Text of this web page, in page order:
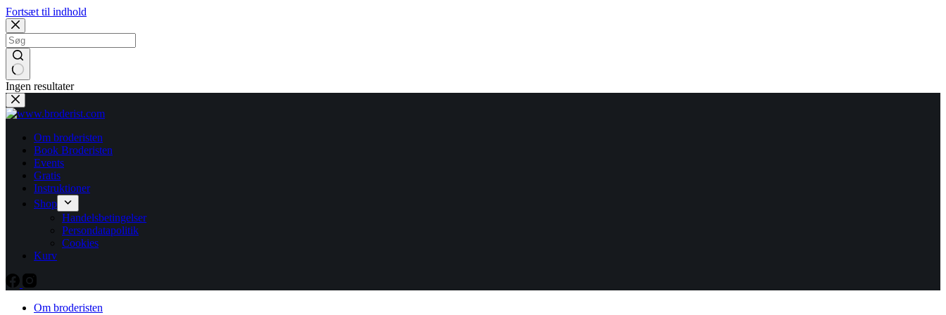
Fortsæt til indhold
Ingen resultater
Om broderisten
Book Broderisten
Events
Gratis
Instruktioner
Shop
Handelsbetingelser
Persondatapolitik
Cookies
Kurv
Om broderisten